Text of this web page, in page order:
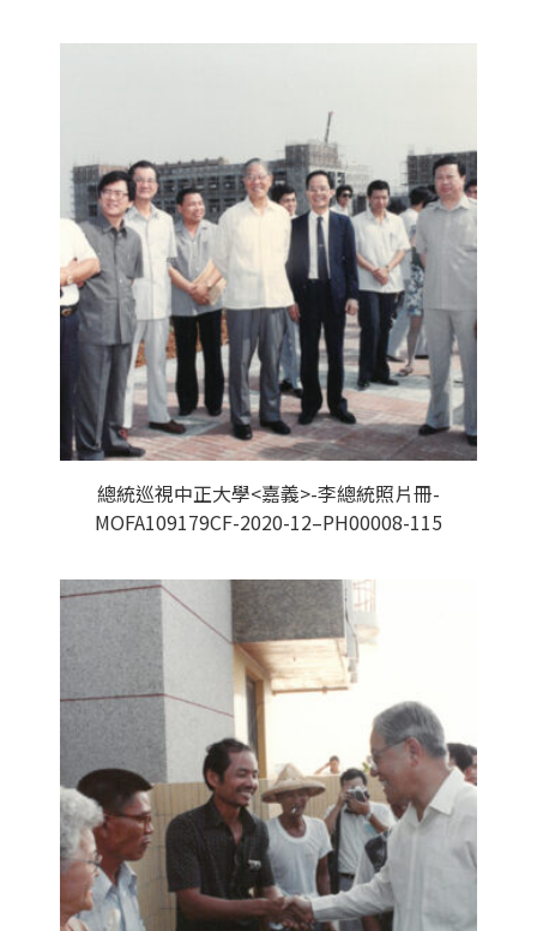
總統巡視中正大學<嘉義>-李總統照片冊-
MOFA109179CF-2020-12–PH00008-115